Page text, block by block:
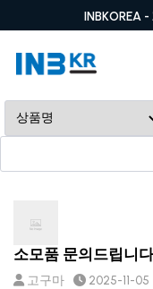
INBKOREA -
소모품 문의드립니다
고구마 2025-11-05